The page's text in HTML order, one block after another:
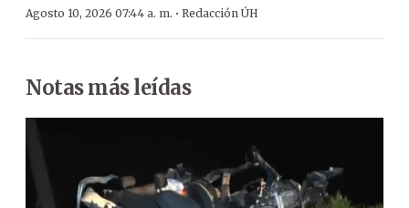
Agosto 10, 2026 07:44 a. m. · Redacción ÚH
Notas más leídas